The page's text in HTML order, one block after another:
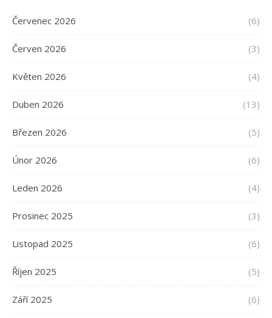
Červenec 2026 (6)
Červen 2026 (3)
Květen 2026 (4)
Duben 2026 (13)
Březen 2026 (5)
Únor 2026 (6)
Leden 2026 (4)
Prosinec 2025 (3)
Listopad 2025 (6)
Říjen 2025 (5)
Září 2025 (6)